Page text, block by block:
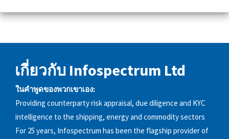
เกี่ยวกับ Infospectrum Ltd
ในคำพูดของพวกเขาเอง:
Providing counterparty risk appraisal, due diligence and KYC
intelligence to the shipping, energy and commodity sectors
For 25 years, Infospectrum has been the flagship provider of